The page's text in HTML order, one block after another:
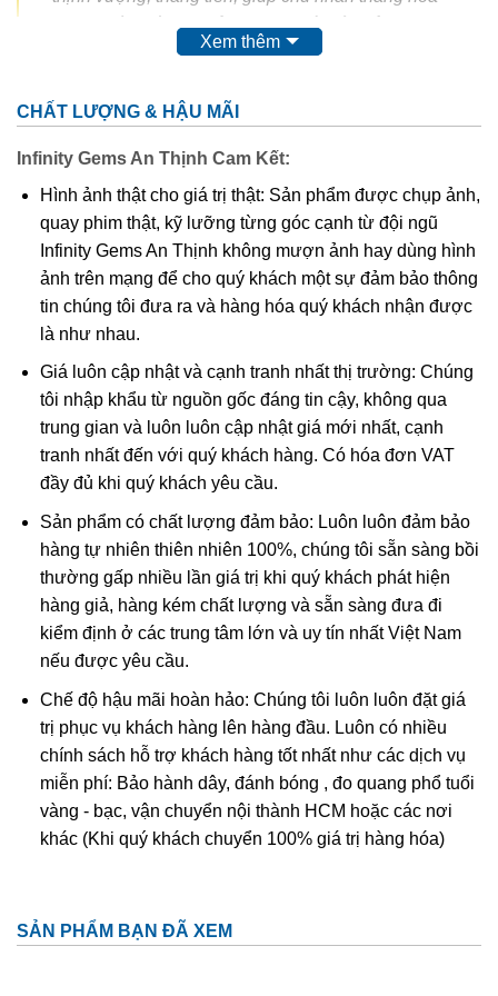
trong đường tình duyên, hạnh phúc lứa đôi được
yên ấm, bền vững.Bạn hãy cùng chúng tôi tìm về 3
cũng cách chọn vòng tay thạch anh tóc vàng chất
Thạch anh tóc vàng là gì?
Theo các nhà nghiên cứu khoa học thìđá thạch anh tóc
vàngcó tên khoa học là Rutilated Quartz. Chúng là một
trong những biến thể quý hiếm thuộc họ nhà thạch anh. Vì
sao Thạch anh tóc vàng lại được mệnh danh là loại thạch
anh quý hiếm do tinh thể này phải trải qua hàng chục triệu
năm dưới lòng đất, dưới cường độ áp xuất và nhiệt độ
cao. Được hình thành là do có trộn lẫn các tinh thể hình
kim, hình que do chất Titan Oxit trong thạch anh cộng
hưởng với các tinh thể rutile, tourmaline, feldspar. Nhìn
bên ngoài thấy chúng như có các sợi nhỏ bên trong kết
nên một vẻ đẹp khó cưỡng với bất kì ai hiểu biết về đá.
Tinh thể góc tóc thạch anh tóc vàng thường được gọi là
Ở Việt Nam đá thạch anh tóc vàng phân bố khá ít. Thông
Xem thêm
CHẤT LƯỢNG & HẬU MÃI
Infinity Gems An Thịnh Cam Kết:
Hình ảnh thật cho giá trị thật: Sản phẩm được chụp ảnh,
quay phim thật, kỹ lưỡng từng góc cạnh từ đội ngũ
Infinity Gems An Thịnh không mượn ảnh hay dùng hình
ảnh trên mạng để cho quý khách một sự đảm bảo thông
tin chúng tôi đưa ra và hàng hóa quý khách nhận được
là như nhau.
Giá luôn cập nhật và cạnh tranh nhất thị trường: Chúng
tôi nhập khẩu từ nguồn gốc đáng tin cậy, không qua
trung gian và luôn luôn cập nhật giá mới nhất, cạnh
tranh nhất đến với quý khách hàng. Có hóa đơn VAT
đầy đủ khi quý khách yêu cầu.
Sản phẩm có chất lượng đảm bảo: Luôn luôn đảm bảo
hàng tự nhiên thiên nhiên 100%, chúng tôi sẵn sàng bồi
thường gấp nhiều lần giá trị khi quý khách phát hiện
hàng giả, hàng kém chất lượng và sẵn sàng đưa đi
kiểm định ở các trung tâm lớn và uy tín nhất Việt Nam
nếu được yêu cầu.
Chế độ hậu mãi hoàn hảo: Chúng tôi luôn luôn đặt giá
trị phục vụ khách hàng lên hàng đầu. Luôn có nhiều
chính sách hỗ trợ khách hàng tốt nhất như các dịch vụ
miễn phí: Bảo hành dây, đánh bóng , đo quang phổ tuổi
vàng - bạc, vận chuyển nội thành HCM hoặc các nơi
khác (Khi quý khách chuyển 100% giá trị hàng hóa)
SẢN PHẨM BẠN ĐÃ XEM